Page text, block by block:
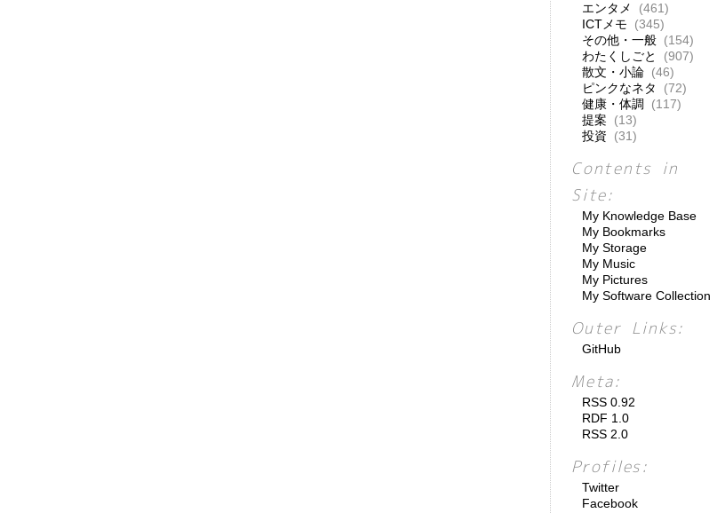
エンタメ
(461)
ICTメモ (345)
その他・一般 (154)
わたくしごと
(907)
散文・小論 (46)
ピンクなネタ
(72)
健康・体調
(117)
提案 (13)
投資 (31)
Contents in
Site:
My Knowledge Base
My Bookmarks
My Storage
My Music
My Pictures
My Software Collection
Outer Links:
GitHub
Meta:
RSS 0.92
RDF 1.0
RSS 2.0
Profiles:
Twitter
Facebook